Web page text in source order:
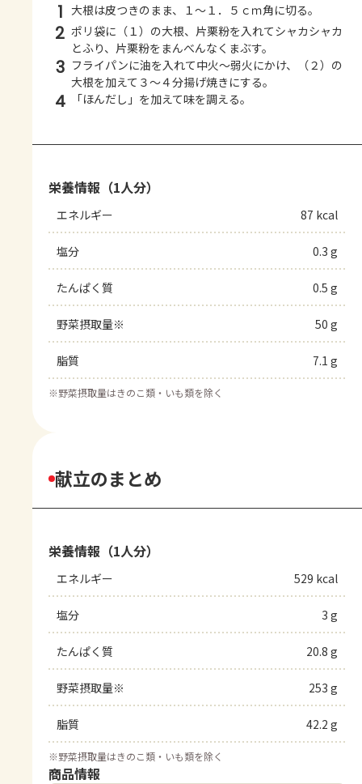
1 大根は皮つきのまま、１～１．５ｃｍ角に切る。
2 ポリ袋に（１）の大根、片栗粉を入れてシャカシャカ
とふり、片栗粉をまんべんなくまぶす。
3 フライパンに油を入れて中火～弱火にかけ、（２）の
大根を加えて３～４分揚げ焼きにする。
4 「ほんだし」を加えて味を調える。
栄養情報（1人分）
エネルギー 87 kcal
塩分 0.3 g
たんぱく質 0.5 g
野菜摂取量※ 50 g
脂質 7.1 g
※野菜摂取量はきのこ類・いも類を除く
献立のまとめ
栄養情報（1人分）
エネルギー 529 kcal
塩分 3 g
たんぱく質 20.8 g
野菜摂取量※ 253 g
脂質 42.2 g
※野菜摂取量はきのこ類・いも類を除く
商品情報